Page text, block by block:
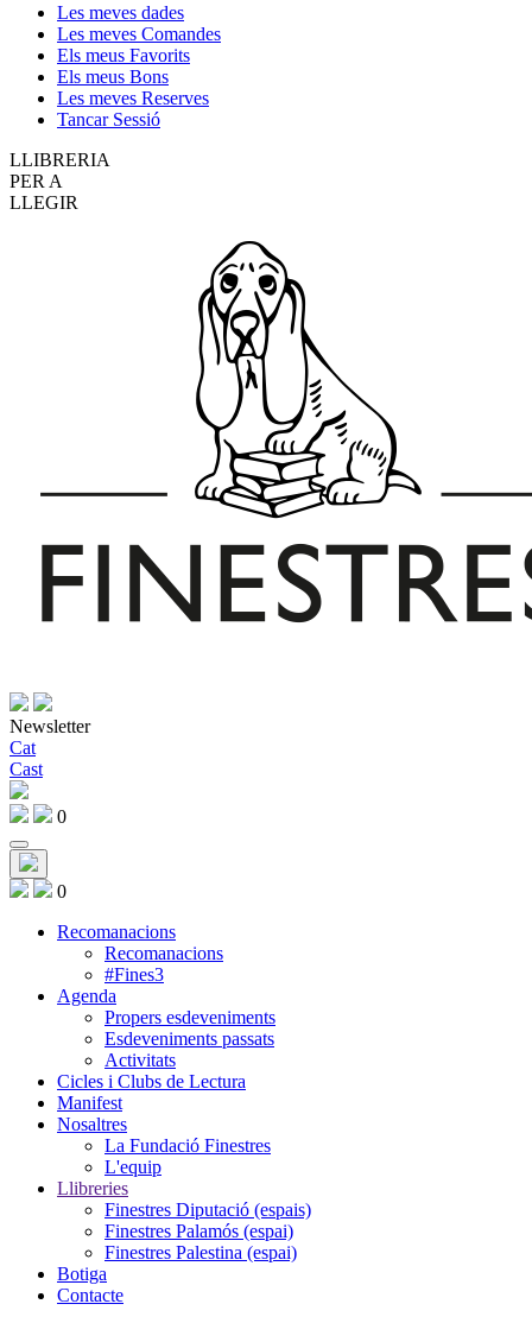
Les meves dades
Les meves Comandes
Els meus Favorits
Els meus Bons
Les meves Reserves
Tancar Sessió
LLIBRERIA
PER A
LLEGIR
Newsletter
Cat
Cast
0
0
Recomanacions
Recomanacions
#Fines3
Agenda
Propers esdeveniments
Esdeveniments passats
Activitats
Cicles i Clubs de Lectura
Manifest
Nosaltres
La Fundació Finestres
L'equip
Llibreries
Finestres Diputació (espais)
Finestres Palamós (espai)
Finestres Palestina (espai)
Botiga
Contacte